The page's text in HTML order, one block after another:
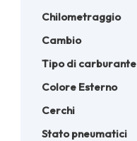
Chilometraggio
Cambio
Tipo di carburante
Colore Esterno
Cerchi
Stato pneumatici